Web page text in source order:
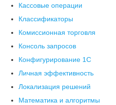
Кассовые операции
Классификаторы
Комиссионная торговля
Консоль запросов
Конфигурирование 1С
Личная эффективность
Локализация решений
Математика и алгоритмы